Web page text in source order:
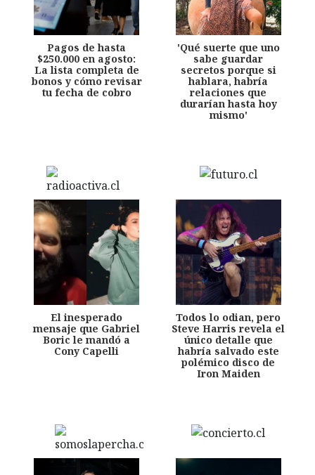
Pagos de hasta
$250.000 en agosto:
La lista completa de
bonos y cómo revisar
tu fecha de cobro
'Qué suerte que uno
sabe guardar
secretos porque si
hablara, habría
relaciones que
durarían hasta hoy
mismo'
El inesperado
mensaje que Gabriel
Boric le mandó a
Cony Capelli
Todos lo odian, pero
Steve Harris revela el
único detalle que
habría salvado este
polémico disco de
Iron Maiden